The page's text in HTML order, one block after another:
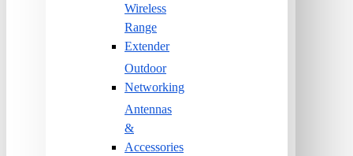
Wireless
Range
Extender
Outdoor
Networking
Antennas
&
Accessories